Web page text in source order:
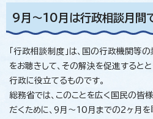
9月～10月は行政相談月間
「行政相談制度」は、国の行政機関等
をお聴きして、その解決を促進すると
行政に役立てるものです。
総務省では、このことを広く国民の皆
だくために、9月～10月までの2ヶ月を